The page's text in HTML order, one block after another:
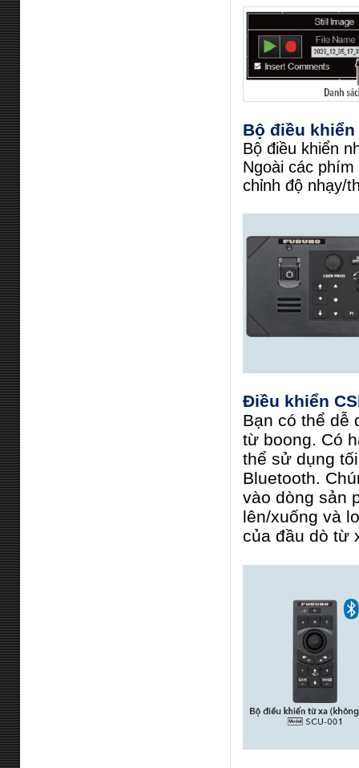
Bộ điều
Bộ điều khiển
Ngoài các
chỉnh độ nhạy/
Điều khiển
Bạn có thể dễ
từ boong. Có
thể sử dụng
Bluetooth.
vào dòng sản
lên/xuống và
của đầu dò từ